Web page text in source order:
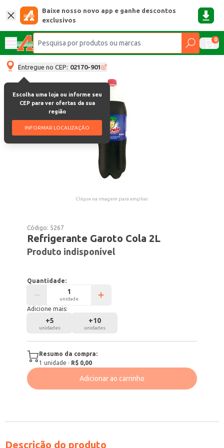
Baixe nosso novo app e ganhe descontos
exclusivos
0
Entregue no CEP: 02170-901
Escolha uma loja ou informe seu
CEP para ver ofertas da sua
região
INFORMAR LOCALIZAÇÃO
Clique na imagem para ampliar.
Código: 5267
Refrigerante Garoto Cola 2L
Produto indisponível
Quantidade:
unidade
Adicione mais:
+5
unidades
+10
unidades
Resumo da compra:
1 unidade · R$ 0,00
Adicionar ao carrinho
Descrição do produto